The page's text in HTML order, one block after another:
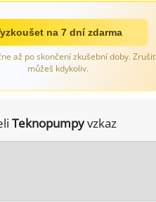
na 7 dní zdarma
až po skončení zkušební doby. Zrušit
můžeš kdykoliv.
Teknopumpyvzkaz